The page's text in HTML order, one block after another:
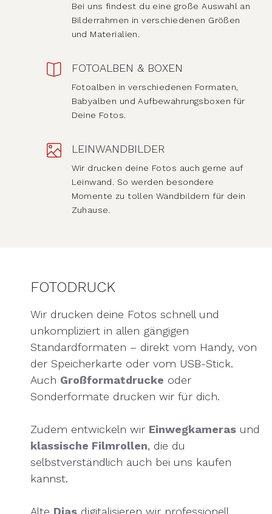
Bei uns findest du eine große Auswahl an
Bilderrahmen in verschiedenen Größen
und Materialien.
FOTOALBEN & BOXEN
Fotoalben in verschiedenen Formaten,
Babyalben und Aufbewahrungsboxen für
Deine Fotos.
LEINWANDBILDER
Wir drucken deine Fotos auch gerne auf
Leinwand. So werden besondere
Momente zu tollen Wandbildern für dein
Zuhause.
FOTODRUCK
Wir drucken deine Fotos schnell und
unkompliziert in allen gängigen
Standardformaten – direkt vom Handy, von
der Speicherkarte oder vom USB-Stick.
Auch Großformatdrucke oder
Sonderformate drucken wir für dich.
Zudem entwickeln wir Einwegkameras und
klassische Filmrollen, die du
selbstverständlich auch bei uns kaufen
kannst.
Alte Dias digitalisieren wir professionell,